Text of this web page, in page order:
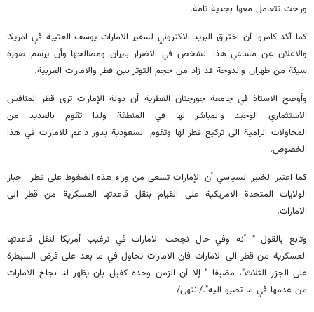
وراحت تتعامل معها بجدية تامة.
كما أكد كامروا أن اختراق البريد الاكتروني لسفير الامارات يوسف العتيبة في امريكا
والاعلان عن مساعي هذا الشخص في الاضرار بايران ومصالحها وأن يرسم صورة
سيئة من طهران والدوحة قد زاد من حجم التوتر بين قطر والامارات العربية.
وأوضح الاستاذ في جامعة جورجتان القطرية أن دولة الإمارات ترى قطر المنافس
الاستثماري الوحيد والمباشر لها في المنطقة ولذا تقوم بالعديد من
المحاولات الرامية الى تركيع قطر لها وتقوم السعودية بدور داعم للامارات في هذا
الخصوص.
كما اعتبر الخبير السياسي أن الإمارات تسعى من وراء هذه الضغوط على قطر اجبار
الولايات المتحدة الامريكية على القيام بنقل قاعدتها العسكرية من قطر الى
الامارات.
وتابع بالقول " أنه وفي حال نجحت الامارات في ترغيب أمريكا لنقل قاعدتها
العسكرية من قطر الى الامارات فان الامارات تحاول في ما بعد على فرض السيطرة
على الجزر الثلاث"، مضيفا " إلا أن الزمن وحده كفيل بان يظهر لنا نجاح الامارات
من عدمها في ما تصبو اليه"./انتهى/